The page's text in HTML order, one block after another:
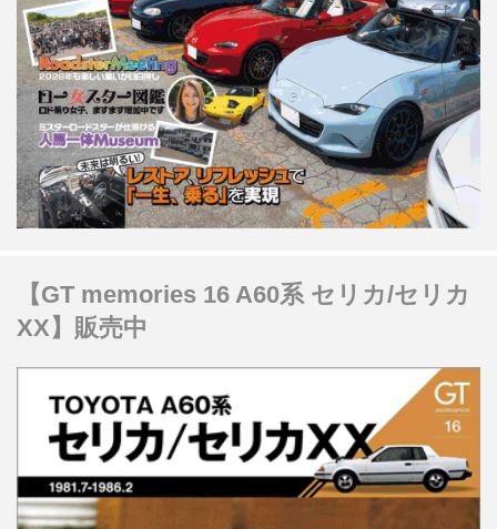
【GT memories 16 A60系 セリカ/セリカ
XX】販売中